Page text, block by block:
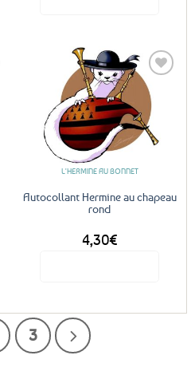
Ajouter
aux
favoris
L'HERMINE AU BONNET
Autocollant Hermine au chapeau
rond
4,30€
3